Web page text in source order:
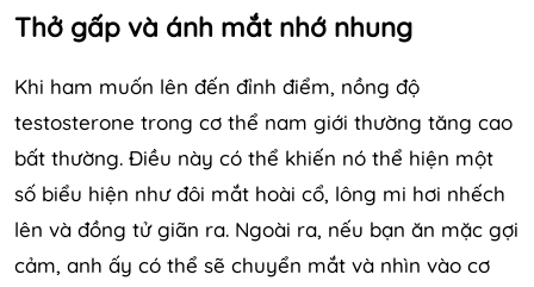
Thở gấp và ánh mắt nhớ nhung
Khi ham muốn lên đến đỉnh điểm, nồng độ
testosterone trong cơ thể nam giới thường tăng cao
bất thường. Điều này có thể khiến nó thể hiện một
số biểu hiện như đôi mắt hoài cổ, lông mi hơi nhếch
lên và đồng tử giãn ra. Ngoài ra, nếu bạn ăn mặc gợi
cảm, anh ấy có thể sẽ chuyển mắt và nhìn vào cơ